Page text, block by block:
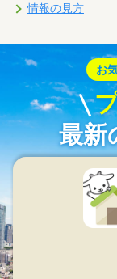
情報の見方
お
最新